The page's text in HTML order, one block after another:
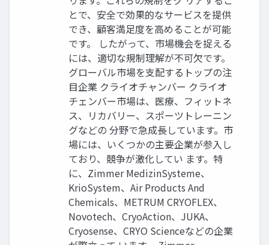
とで、安全で効果的なサービスを提供
でき、顧客満足度を高めることが可能
です。 したがって、市場機会を捉える
には、適切な規制理解が不可欠です。
グローバル市場を支配するトップの注
目企業 クライオチャンバー クライオ
チェンバー市場は、医療、フィットネ
ス、リカバリー、スポーツトレーニン
グなどの 分野で急成長しています。市
場には、いくつかの主要企業が参入し
ており、競争が激化してい ます。特
に、Zimmer MedizinSysteme、
KrioSystem、Air Products And
Chemicals、METRUM CRYOFLEX、
Novotech、CryoAction、JUKA、
Cryosense、CRYO Scienceなどの企業